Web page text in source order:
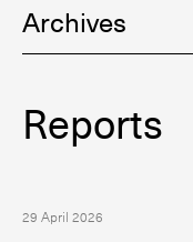
Archives
Reports
29 April 2026